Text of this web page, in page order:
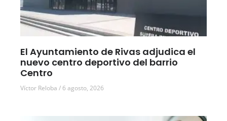
El Ayuntamiento de Rivas adjudica el
nuevo centro deportivo del barrio
Centro
Víctor Reloba 6 agosto, 2026